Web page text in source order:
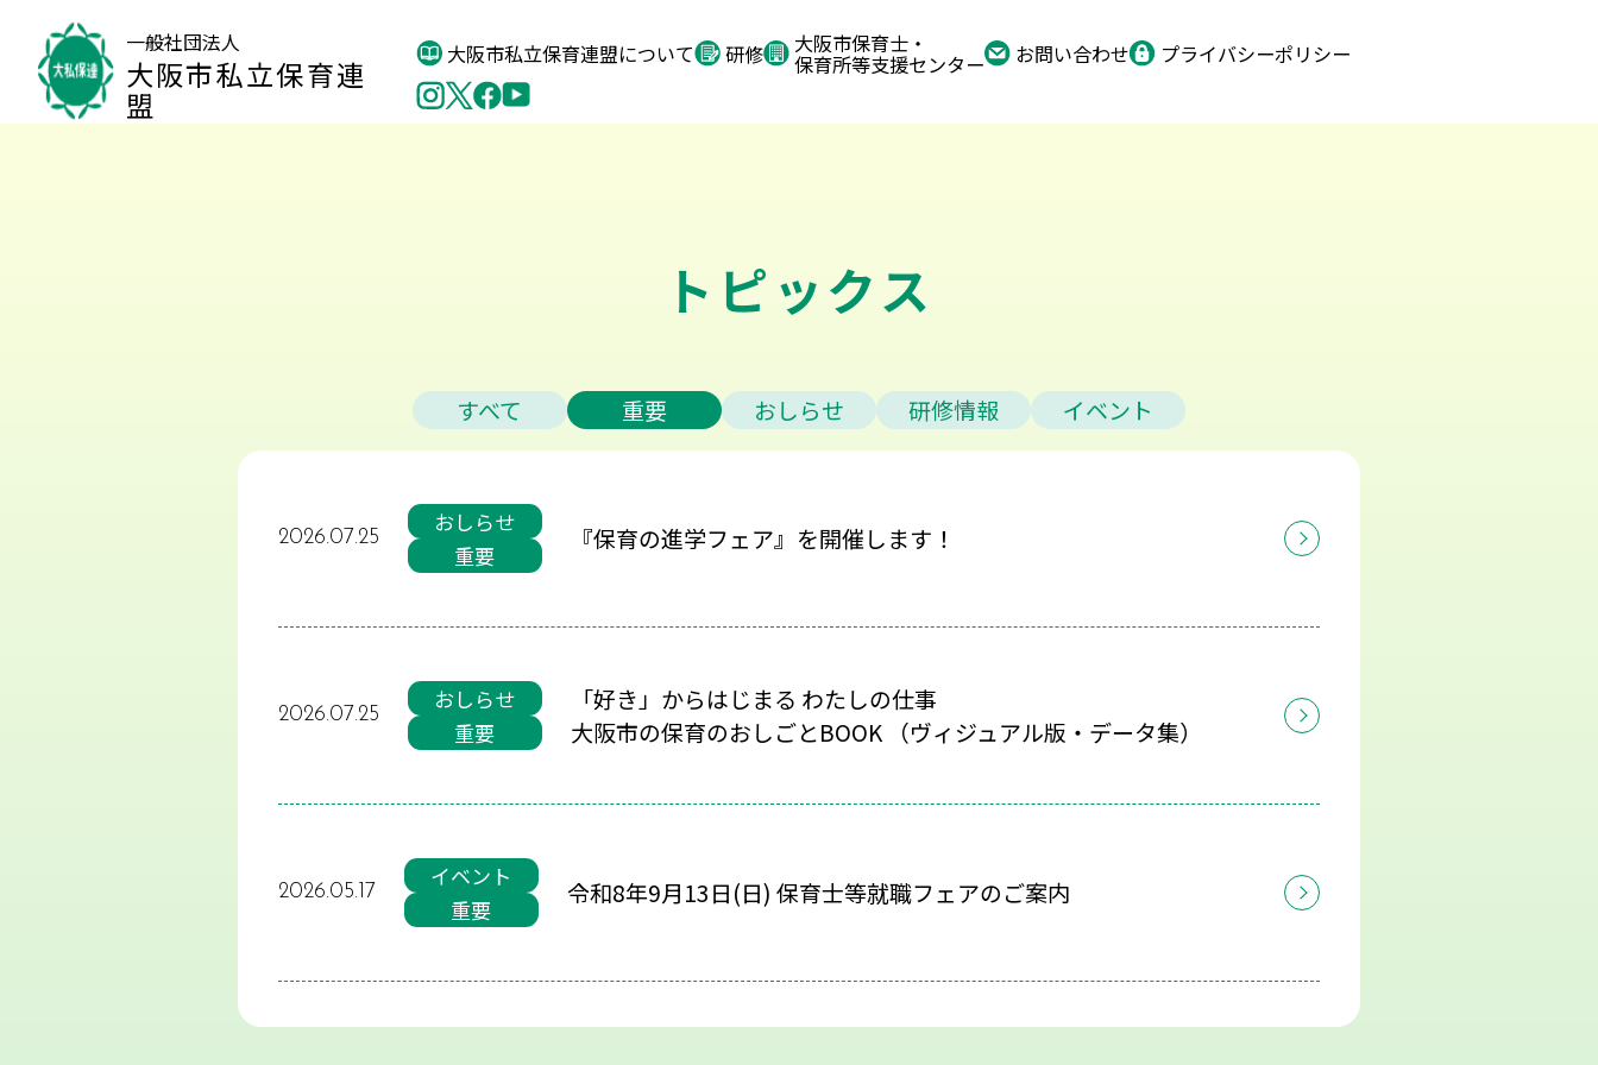
一般社団法人
大阪市私立保育連
盟
大阪市私立保育連盟について 研修 大阪市保育士・
保育所等支援センター お問い合わせ プライバシーポリシー
トピックス
すべて 重要 おしらせ 研修情報 イベント
2026.07.25
おしらせ
重要
『保育の進学フェア』を開催します！
2026.07.25
おしらせ
重要
「好き」からはじまる わたしの仕事
大阪市の保育のおしごとBOOK （ヴィジュアル版・データ集）
2026.05.17
イベント
重要
令和8年9月13日(日) 保育士等就職フェアのご案内